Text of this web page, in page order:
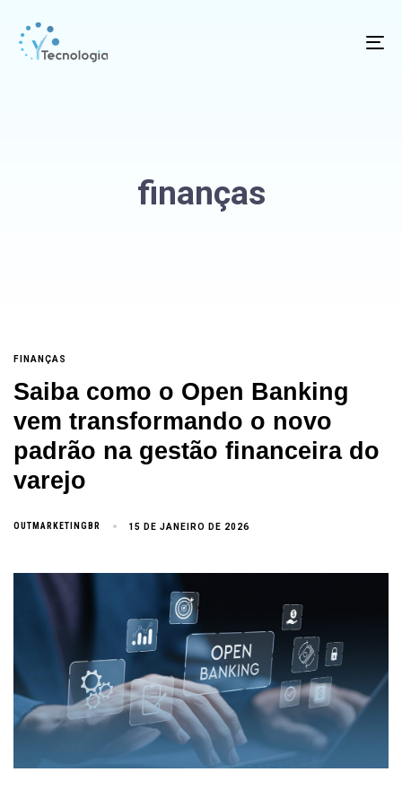
finanças
FINANÇAS
Saiba como o Open Banking
vem transformando o novo
padrão na gestão financeira do
varejo
OUTMARKETINGBR 15 DE JANEIRO DE 2026